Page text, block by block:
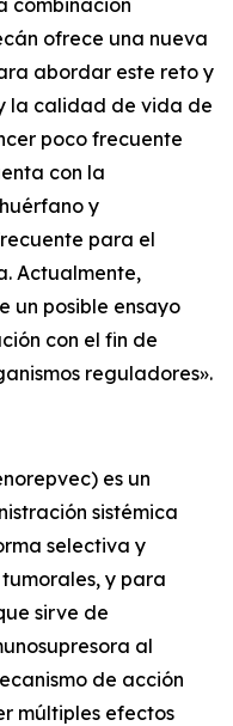
ofrece una nueva
abordar este reto y
la calidad de vida de
poco frecuente
con la
y
para el
Actualmente,
un posible ensayo
con el fin de
reguladores».
es un
sistémica
selectiva y
y para
sirve de
al
de acción
múltiples efectos